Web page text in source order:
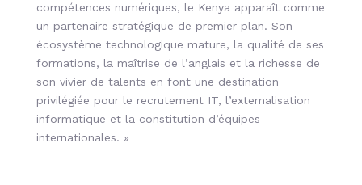
compétences numériques, le Kenya apparaît comme
un partenaire stratégique de premier plan. Son
écosystème technologique mature, la qualité de ses
formations, la maîtrise de l’anglais et la richesse de
son vivier de talents en font une destination
privilégiée pour le recrutement IT, l’externalisation
informatique et la constitution d’équipes
internationales. »